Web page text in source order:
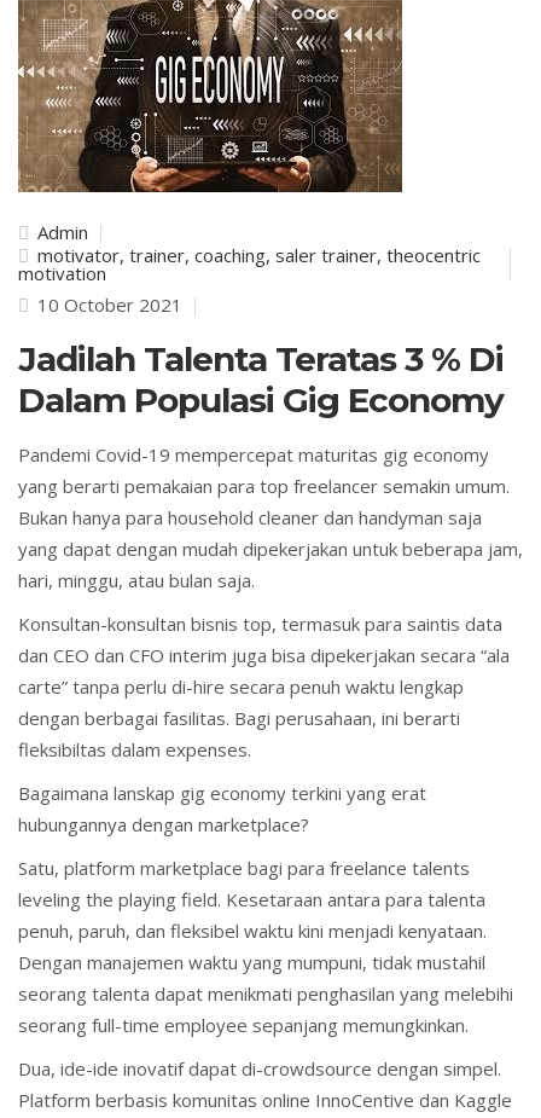
Admin
motivator, trainer, coaching, saler trainer, theocentric
motivation
10 October 2021
Jadilah Talenta Teratas 3 % Di
Dalam Populasi Gig Economy
Pandemi Covid-19 mempercepat maturitas gig economy
yang berarti pemakaian para top freelancer semakin umum.
Bukan hanya para household cleaner dan handyman saja
yang dapat dengan mudah dipekerjakan untuk beberapa jam,
hari, minggu, atau bulan saja.
Konsultan-konsultan bisnis top, termasuk para saintis data
dan CEO dan CFO interim juga bisa dipekerjakan secara “ala
carte” tanpa perlu di-hire secara penuh waktu lengkap
dengan berbagai fasilitas. Bagi perusahaan, ini berarti
fleksibiltas dalam expenses.
Bagaimana lanskap gig economy terkini yang erat
hubungannya dengan marketplace?
Satu, platform marketplace bagi para freelance talents
leveling the playing field. Kesetaraan antara para talenta
penuh, paruh, dan fleksibel waktu kini menjadi kenyataan.
Dengan manajemen waktu yang mumpuni, tidak mustahil
seorang talenta dapat menikmati penghasilan yang melebihi
seorang full-time employee sepanjang memungkinkan.
Dua, ide-ide inovatif dapat di-crowdsource dengan simpel.
Platform berbasis komunitas online InnoCentive dan Kaggle